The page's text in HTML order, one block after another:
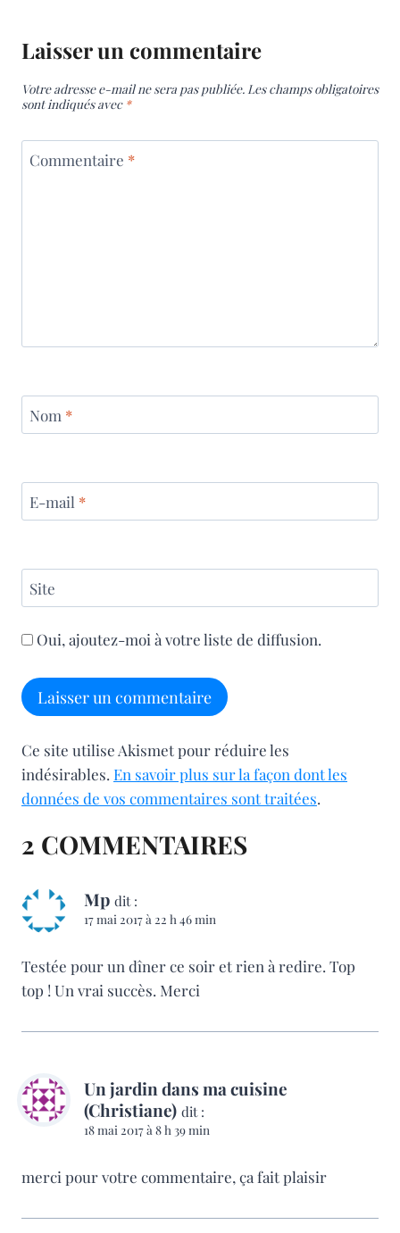
Laisser un commentaire
Votre adresse e-mail ne sera pas publiée. Les champs obligatoires
sont indiqués avec *
Commentaire *
Nom *
E-mail *
Site
Oui, ajoutez-moi à votre liste de diffusion.
Ce site utilise Akismet pour réduire les
indésirables. En savoir plus sur la façon dont les
données de vos commentaires sont traitées.
2 COMMENTAIRES
Mp dit :
17 mai 2017 à 22 h 46 min
Testée pour un dîner ce soir et rien à redire. Top
top ! Un vrai succès. Merci
Un jardin dans ma cuisine
(Christiane) dit :
18 mai 2017 à 8 h 39 min
merci pour votre commentaire, ça fait plaisir